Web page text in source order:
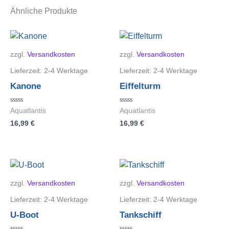
Ähnliche Produkte
zzgl. Versandkosten
Lieferzeit: 2-4 Werktage
Kanone
Bewertet
mit
0
Aquatlantis
16,99 €
zzgl. Versandkosten
Lieferzeit: 2-4 Werktage
Eiffelturm
Bewertet
mit
0
Aquatlantis
16,99 €
zzgl. Versandkosten
Lieferzeit: 2-4 Werktage
U-Boot
zzgl. Versandkosten
Lieferzeit: 2-4 Werktage
Tankschiff